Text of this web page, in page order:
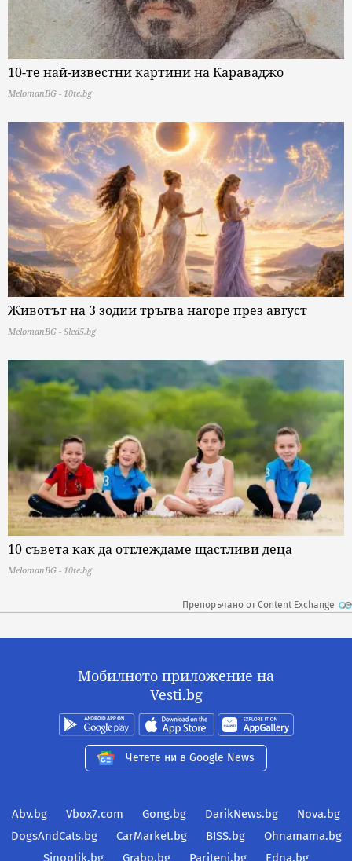
10-те най-известни картини на Караваджо
MelomanBG - 10te.bg
Животът на 3 зодии тръгва нагоре през август
MelomanBG - Sled5.bg
10 съвета как да отглеждаме щастливи деца
MelomanBG - 10te.bg
Препоръчано от Content Exchange
Мобилното приложение на
Vesti.bg
Четете ни в Google News
Abv.bg Vbox7.com Gong.bg DarikNews.bg
Nova.bg
DogsAndCats.bg
CarMarket.bg BISS.bg
Ohnamama.bg
Sinoptik.bg
Grabo.bg Pariteni.bg Edna.bg